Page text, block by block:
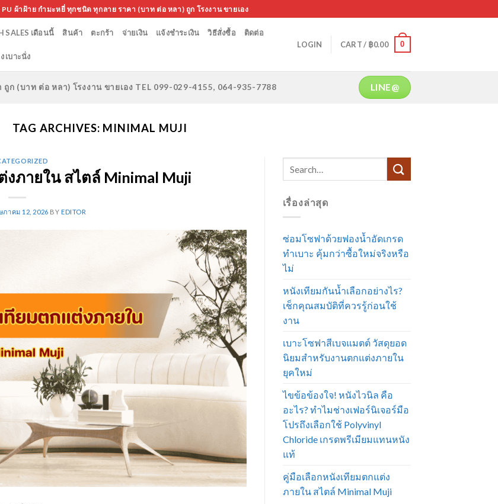
ผ้าฝ้าย กำมะหยี่ ทุกชนิด ทุกลาย ราคา (บาท ต่อ หลา) ถูก โรงงาน ขายเอง
SALES เดือนนี้ สินค้า ตะกร้า จ่ายเงิน แจ้งชำระเงิน วิธีสั่งซื้อ ติดต่อ
เบาะนั่ง
LOGIN CART / ฿0.00 0
ก (บาท ต่อ หลา) โรงงาน ขายเอง TEL 099-029-4155, 064-935-7788 LINE@
TAG ARCHIVES: MINIMAL MUJI
ภายใน สไตล์ Minimal Muji
ภาคม 12, 2026 BY EDITOR
เรื่องล่าสุด
ซ่อมโซฟาด้วยฟองน้ำอัดเกรด
ทำเบาะ คุ้มกว่าซื้อใหม่จริงหรือ
ไม่
หนังเทียมกันน้ำเลือกอย่างไร?
เช็กคุณสมบัติที่ควรรู้ก่อนใช้
งาน
เบาะโซฟาสีเบจแมตต์ วัสดุยอด
นิยมสำหรับงานตกแต่งภายใน
ยุคใหม่
ไขข้อข้องใจ! หนังไวนิล คือ
อะไร? ทำไมช่างเฟอร์นิเจอร์มือ
โปรถึงเลือกใช้ Polyvinyl
Chloride เกรดพรีเมียมแทนหนัง
แท้
คู่มือเลือกหนังเทียมตกแต่ง
ภายใน สไตล์ Minimal Muji